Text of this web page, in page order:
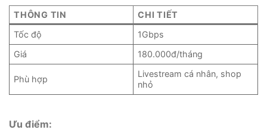
THÔNG TIN
CHI TIẾT
Tốc độ
1Gbps
Giá
180.000đ/tháng
Phù hợp
Livestream cá nhân, shop
nhỏ
Ưu điểm: